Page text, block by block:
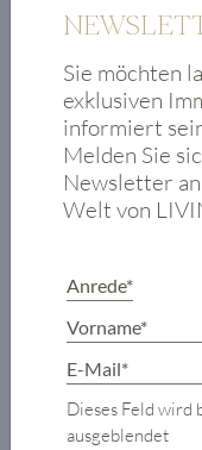
Schlafzimmer
Badezimmer
Wohnzimmer
Kaminzimmer
Sie möchten
exklusiven
informiert
Melden Sie
Newsletter
Welt von
Dieses Feld wird
ausgeblendet